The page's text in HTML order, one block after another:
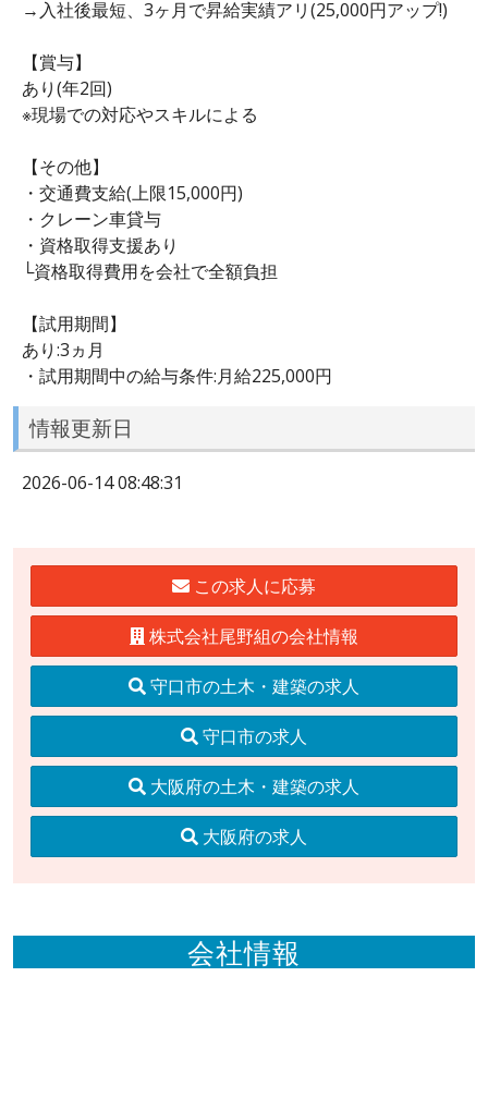
→入社後最短、3ヶ月で昇給実績アリ(25,000円アップ!)
【賞与】
あり(年2回)
※現場での対応やスキルによる
【その他】
・交通費支給(上限15,000円)
・クレーン車貸与
・資格取得支援あり
└資格取得費用を会社で全額負担
【試用期間】
あり:3ヵ月
・試用期間中の給与条件:月給225,000円
情報更新日
2026-06-14 08:48:31
この求人に応募
株式会社尾野組の会社情報
守口市の土木・建築の求人
守口市の求人
大阪府の土木・建築の求人
大阪府の求人
会社情報